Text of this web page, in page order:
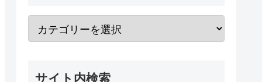
サイト内検索